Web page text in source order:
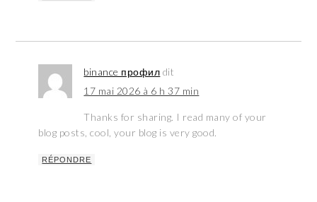
binance профил dit
17 mai 2026 à 6 h 37 min
Thanks for sharing. I read many of your
blog posts, cool, your blog is very good.
RÉPONDRE